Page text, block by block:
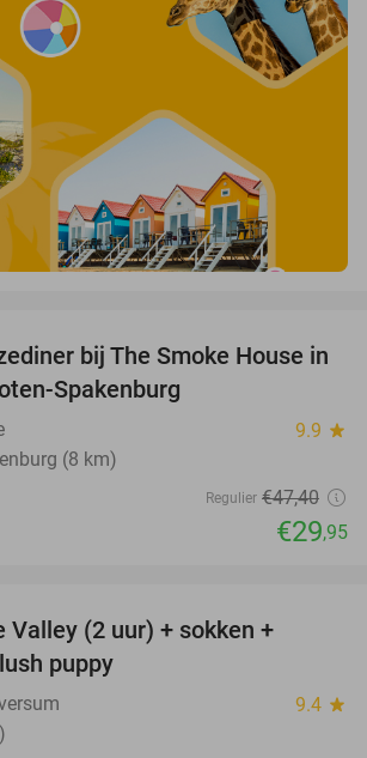
37%
bij The Smoke House in
Spakenburg
9.9 star
(8 km)
Regulier €47,40
€29,95
Valley (2 uur) + sokken +
puppy
9.4 star